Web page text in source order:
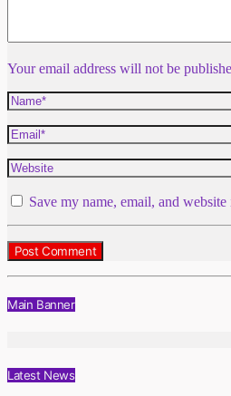
Your email address will not be
Save my name, email, and
Main Banner
Latest News